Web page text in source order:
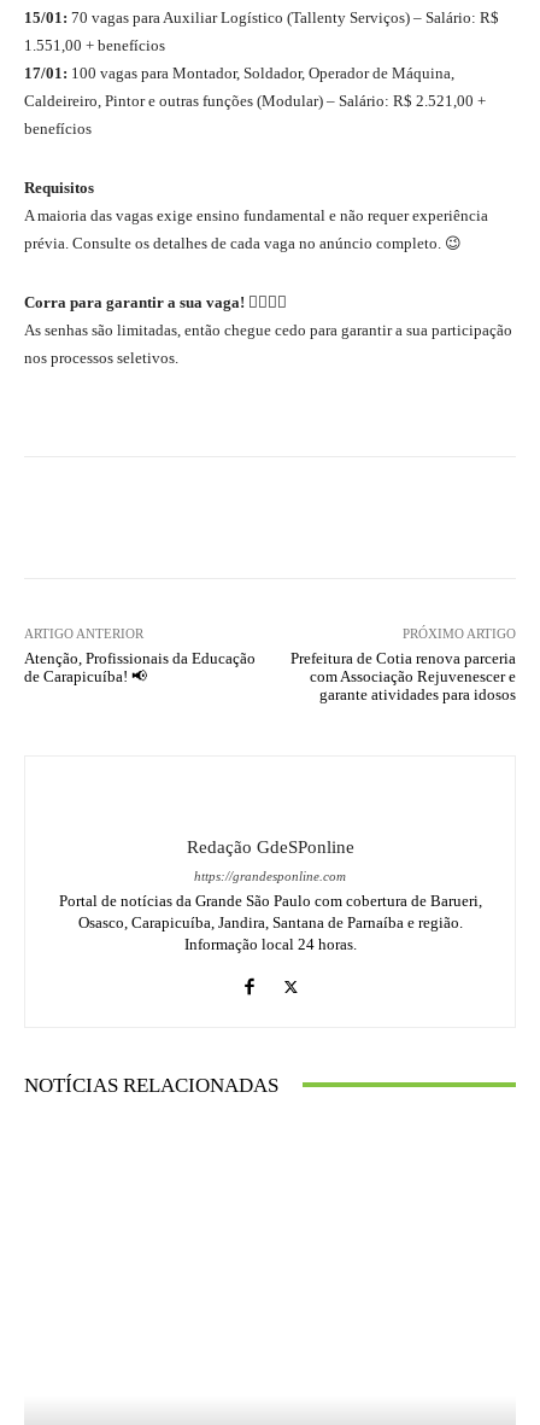
15/01: 70 vagas para Auxiliar Logístico (Tallenty Serviços) – Salário: R$
1.551,00 + benefícios
17/01: 100 vagas para Montador, Soldador, Operador de Máquina,
Caldeireiro, Pintor e outras funções (Modular) – Salário: R$ 2.521,00 +
benefícios
Requisitos
A maioria das vagas exige ensino fundamental e não requer experiência
prévia. Consulte os detalhes de cada vaga no anúncio completo. 😉
Corra para garantir a sua vaga! 🏃‍♀️🏃‍♂️
As senhas são limitadas, então chegue cedo para garantir a sua participação
nos processos seletivos.
ARTIGO ANTERIOR
Atenção, Profissionais da Educação
de Carapicuíba! 📢
PRÓXIMO ARTIGO
Prefeitura de Cotia renova parceria
com Associação Rejuvenescer e
garante atividades para idosos
Redação GdeSPonline
https://grandesponline.com
Portal de notícias da Grande São Paulo com cobertura de Barueri,
Osasco, Carapicuíba, Jandira, Santana de Parnaíba e região.
Informação local 24 horas.
NOTÍCIAS RELACIONADAS